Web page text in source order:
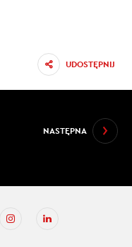
UDOSTĘPNIJ
NASTĘPNA